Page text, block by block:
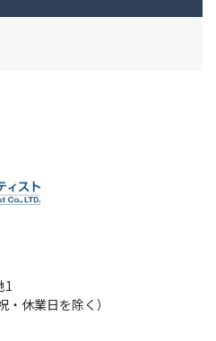
1
休業日を除く）